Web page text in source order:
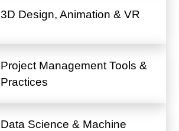
3D Design, Animation & VR
Project Management Tools &
Practices
Data Science & Machine